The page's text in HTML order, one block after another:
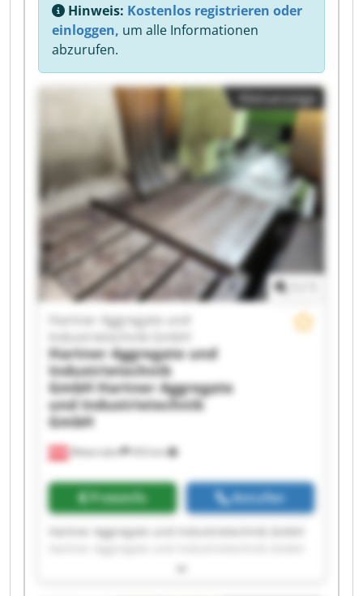
Hinweis: Kostenlos registrieren oder
einloggen, um alle Informationen
abzurufen.
Kleinanzeige
Mitterndorf 453 km
Hartner Aggregate und
Industrietechnik GmbH
Hartner Aggregate und
Industrietechnik
GmbHHartner Aggregate
und Industrietechnik
GmbH
Preisinfo Anrufen
Hartner Aggregate und Industrietechnik GmbH
Hartner Aggregate und Industrietechnik GmbH